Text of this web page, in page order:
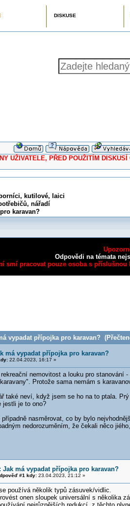
DISKUSE
PŘED POUŽITÍM DISKUSÍ
kutilové, laici
nářadí
karavan?
Odpovědi na témata
smí pracovat pouze osoba s
vypadat přípojka pro karavan?
má vypadat přípojka pro karavan?
22.04.2023, 16:17 »
rekreační nemovitost a louku pro
Protože sama nemám s
také neví, když jsem se ho na to ptala.
jestli je to ono?
případně nasměrovat, co by bylo
nedorozuměním, že čekali něco
Jak má vypadat přípojka pro karavan?
#1 kdy:23.04.2023, 21:12 »
používá několik typů zásuvek/vidlic.
onen sloupek universální s několika